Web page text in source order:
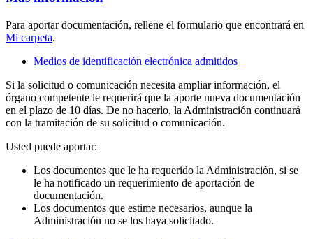
Para aportar documentación, rellene el formulario que encontrará en
Mi carpeta.
Medios de identificación electrónica admitidos
Si la solicitud o comunicación necesita ampliar información, el
órgano competente le requerirá que la aporte nueva documentación
en el plazo de 10 días. De no hacerlo, la Administración continuará
con la tramitación de su solicitud o comunicación.
Usted puede aportar:
Los documentos que le ha requerido la Administración, si se
le ha notificado un requerimiento de aportación de
documentación.
Los documentos que estime necesarios, aunque la
Administración no se los haya solicitado.